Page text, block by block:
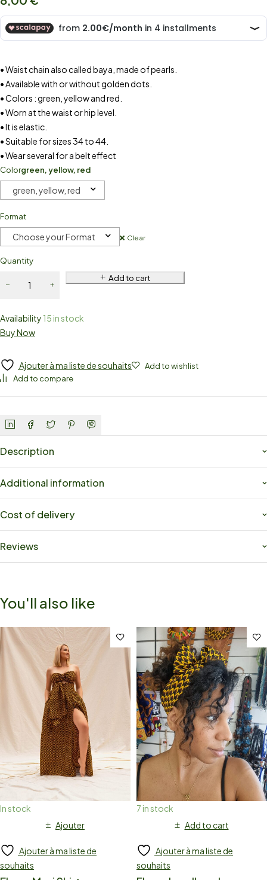
• Waist chain also called baya, made of pearls.
• Available with or without golden dots.
• Colors : green, yellow and red.
• Worn at the waist or hip level.
• It is elastic.
• Suitable for sizes 34 to 44.
• Wear several for a belt effect
Colorgreen, yellow, red
green, yellow, red
Format
Choose your Format Clear
Quantity
Add to cart
Availability 15 in stock
Buy Now
Ajouter à ma liste de souhaits
Add to wishlist
Add to compare
Description
Additional information
Cost of delivery
Reviews
You'll also like
In stock
Ajouter
Ajouter à ma liste de
souhaits
7 in stock
Add to cart
Ajouter à ma liste de
souhaits